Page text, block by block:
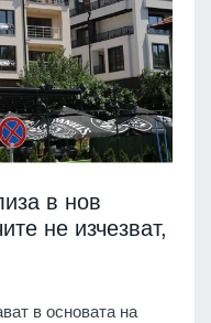
в нов
не изчезват,
в основата на